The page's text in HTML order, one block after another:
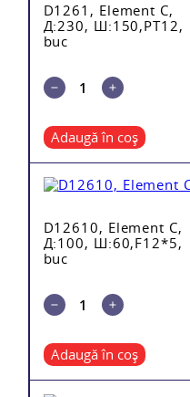
D1261, Element C,
Д:230, Ш:150,PT12,
buc
Adaugă în coș
D12610, Element C,
Д:100, Ш:60,F12*5,
buc
Adaugă în coș